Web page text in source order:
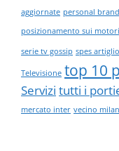
aggiornate personal
posizionamento sui
serie tv gossip spes artiglio
Televisione top 10
Servizi tutti i
mercato inter vecino milan